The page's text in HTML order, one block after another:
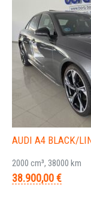
AUDI A4 BLACK/
2000 cm³, 38000 km
38.900,00 €